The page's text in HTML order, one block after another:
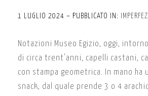
1 LUGLIO 2024 – PUBBLICATO IN:
Notazioni Museo Egizio, oggi,
di circa trent’anni, capelli castani,
con stampa geometrica. In mano ha
snack, dal quale prende 3 o 4